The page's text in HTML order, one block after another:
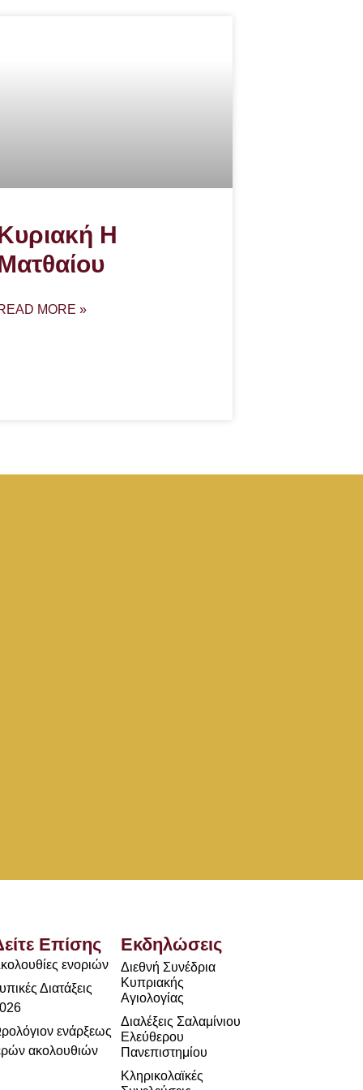
Η
MORE »
Επίσης
ενοριών
Διατάξεις
ενάρξεως
ακολουθιών
Εκδηλώσεις
Διεθνή Συνέδρια
Κυπριακής
Αγιολογίας
Διαλέξεις Σαλαμίνιου
Ελεύθερου
Πανεπιστημίου
Κληρικολαϊκές